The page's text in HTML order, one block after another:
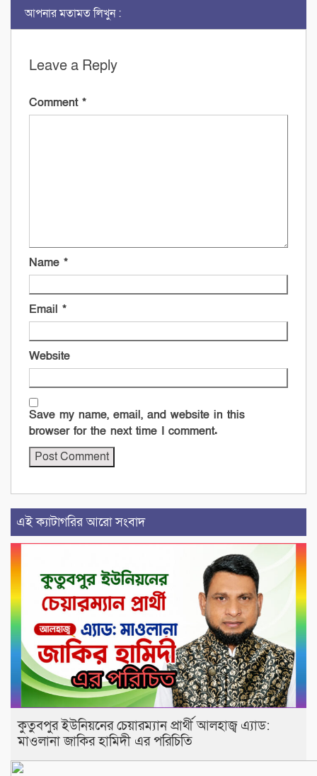
আপনার মতামত লিখুন :
Leave a Reply
Comment *
Name *
Email *
Website
Save my name, email, and website in this
browser for the next time I comment.
এই ক্যাটাগরির আরো সংবাদ
কুতুবপুর ইউনিয়নের চেয়ারম্যান প্রার্থী আলহাজ্ব এ‍্যাড:
মাওলানা জাকির হামিদী এর পরিচিতি